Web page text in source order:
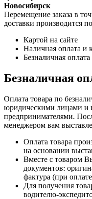
Новосибирск
Перемещение заказа в
доставки производится
Картой на сайте
Наличная оплата и
Безналичная
Безналичная
Оплата товара по
юридическими лицами и
предпринимателями.
менеджером вам
Оплата товара
на основании
Вместе с товаром
документов:
фактура (при
Для получения
водителю-